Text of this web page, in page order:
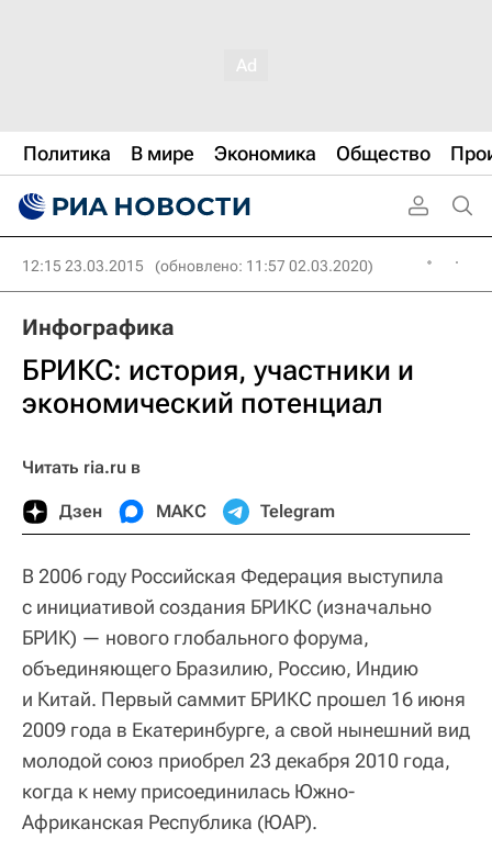
Политика В мире Экономика Общество
12:15 23.03.2015 (обновлено: 11:57 02.03.2020)
Инфографика
БРИКС: история, участники и
экономический потенциал
Читать ria.ru в
Дзен МАКС Telegram
В 2006 году Российская Федерация выступила
с инициативой создания БРИКС (изначально
БРИК) — нового глобального форума,
объединяющего Бразилию, Россию, Индию
и Китай. Первый саммит БРИКС прошел 16 июня
2009 года в Екатеринбурге, а свой нынешний вид
молодой союз приобрел 23 декабря 2010 года,
когда к нему присоединилась Южно-
Африканская Республика (ЮАР).